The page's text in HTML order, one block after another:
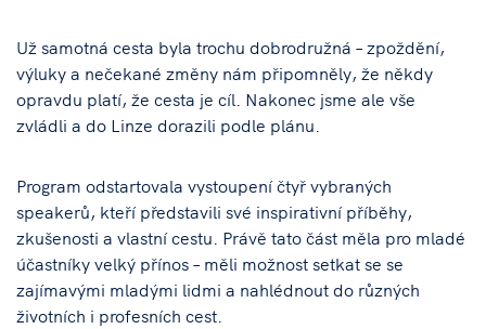
Už samotná cesta byla trochu dobrodružná – zpoždění,
výluky a nečekané změny nám připomněly, že někdy
opravdu platí, že cesta je cíl. Nakonec jsme ale vše
zvládli a do Linze dorazili podle plánu.
Program odstartovala vystoupení čtyř vybraných
speakerů, kteří představili své inspirativní příběhy,
zkušenosti a vlastní cestu. Právě tato část měla pro mladé
účastníky velký přínos – měli možnost setkat se se
zajímavými mladými lidmi a nahlédnout do různých
životních i profesních cest.